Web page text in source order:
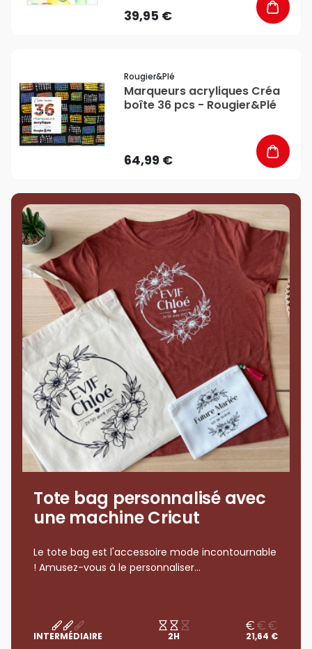
39,95 €
Rougier&plé
Marqueurs acryliques Créa
boîte 36 pcs - Rougier&Plé
64,99 €
Tote bag personnalisé avec
une machine Cricut
Le tote bag est l'accessoire mode incontournable
! Amusez-vous à le personnaliser...
INTERMÉDIAIRE 2H 21,64 €